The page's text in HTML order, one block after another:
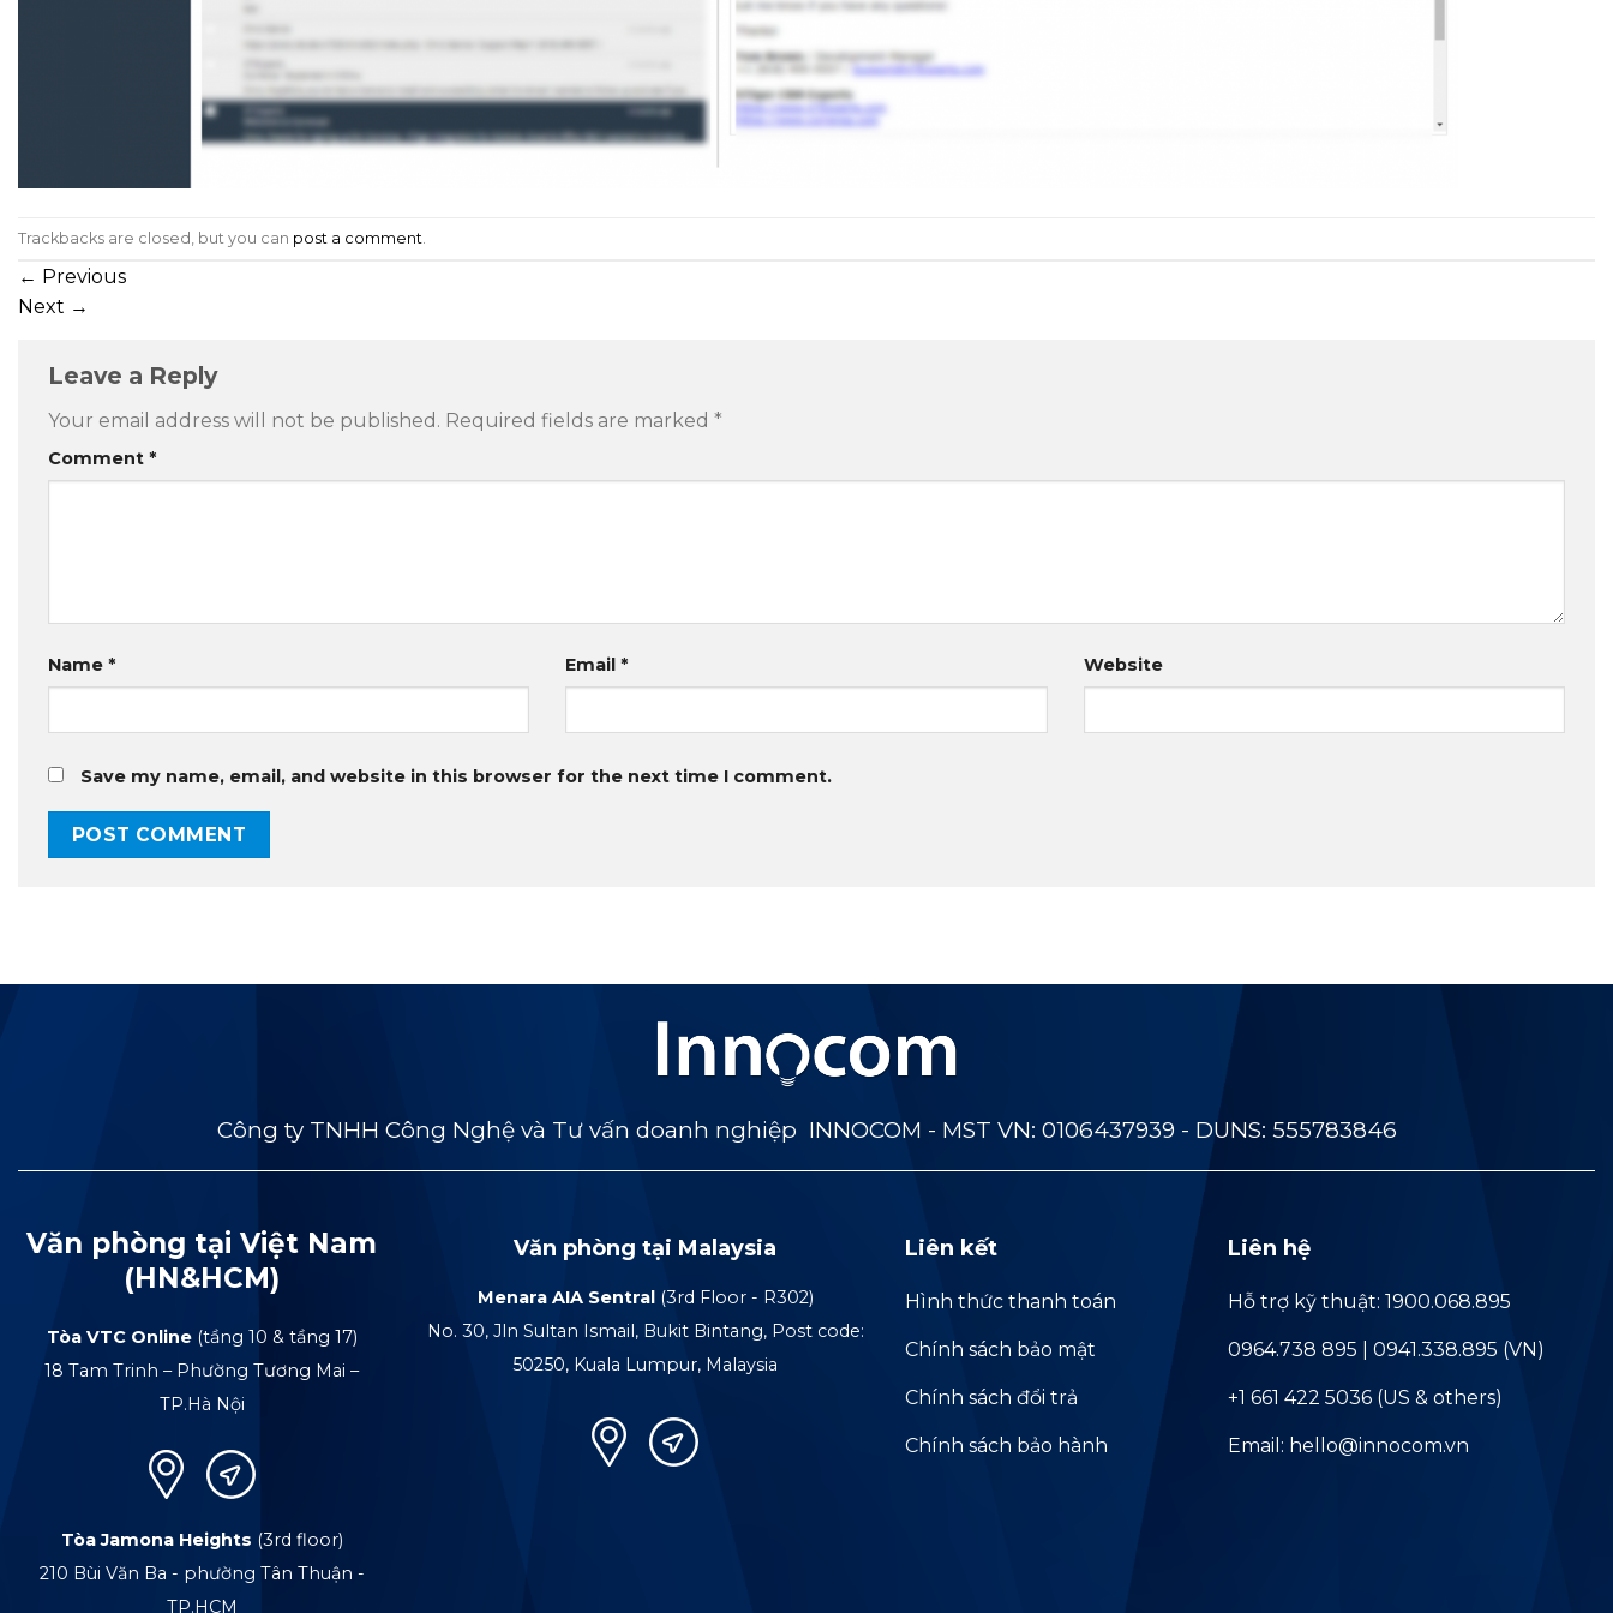
Trackbacks are closed, but you can post a comment
← Previous
Next →
Leave a Reply
Your email address will not be published. Required fields are marked *
Comment *
Name * Email* Website
Save my name, email, and website in this browser for the next time I comment.
Công ty TNHH Công Nghệ và Tư vấn doanh nghiệp INNOCOM - MST VN: 0106437939 - DUNS: 555783846
Văn phòng tại Việt Nam
(HN&HCM)
Tòa VTC Online(tầng 10 & tầng 17)
18 Tam Trinh – Phường Tương Mai –
TP.Hà Nội
Tòa Jamona Heights (3rd floor)
210 Bùi Văn Ba - phường Tân Thuận -
TP.HCM
Văn phòng tại Malaysia
Menara AIA Sentral (3rd Floor - R302)
No. 30, Jln Sultan Ismail, Bukit Bintang, Post code:
50250, Kuala Lumpur, Malaysia
Liên kết
Hình thức thanh toán
Chính sách bảo mật
Chính sách đổi trả
Chính sách bảo hành
Liên hệ
Hỗ trợ kỹ thuật: 1900.068.895
0964.738 895 | 0941.338.895 (VN)
+1 661 422 5036 (US & others)
Email: hello@innocom.vn